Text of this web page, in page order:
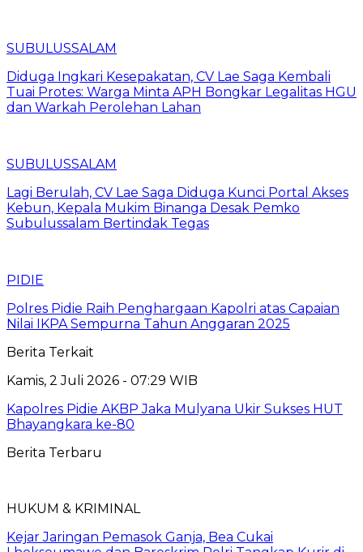
SUBULUSSALAM
Diduga Ingkari Kesepakatan, CV Lae Saga Kembali
Tuai Protes: Warga Minta APH Bongkar Legalitas HGU
dan Warkah Perolehan Lahan
SUBULUSSALAM
Lagi Berulah, CV Lae Saga Diduga Kunci Portal Akses
Kebun, Kepala Mukim Binanga Desak Pemko
Subulussalam Bertindak Tegas
PIDIE
Polres Pidie Raih Penghargaan Kapolri atas Capaian
Nilai IKPA Sempurna Tahun Anggaran 2025
Berita Terkait
Kamis, 2 Juli 2026 - 07:29 WIB
Kapolres Pidie AKBP Jaka Mulyana Ukir Sukses HUT
Bhayangkara ke-80
Berita Terbaru
HUKUM & KRIMINAL
Kejar Jaringan Pemasok Ganja, Bea Cukai